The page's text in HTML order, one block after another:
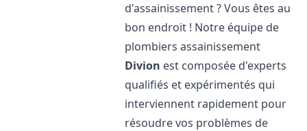
d'assainissement ? Vous êtes au
bon endroit ! Notre équipe de
plombiers assainissement
Divion est composée d'experts
qualifiés et expérimentés qui
interviennent rapidement pour
résoudre vos problèmes de